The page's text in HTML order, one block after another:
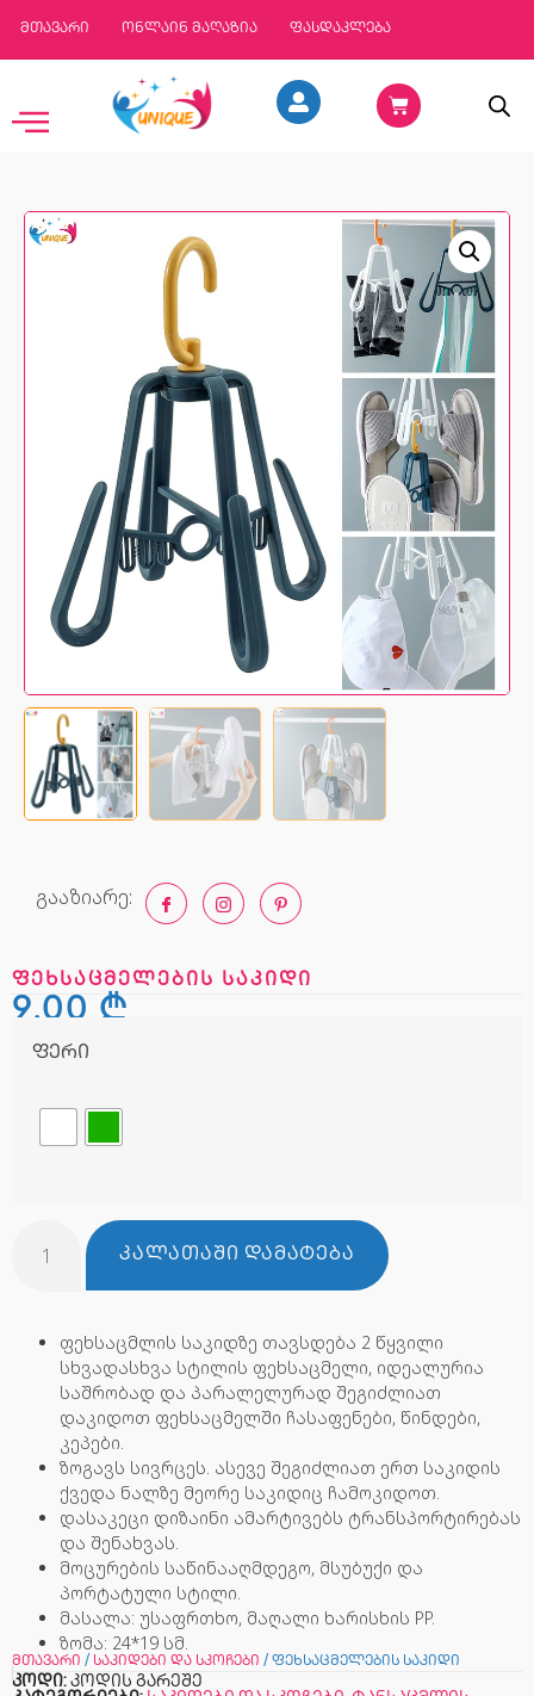
მთავარი ონლაინ მაღაზია ფასდაკლება
გააზიარე:
ფეხსაცმელების საკიდი
9,00 ₾
ფერი
ᲙᲐᲚᲐᲗᲐᲨᲘ ᲓᲐᲛᲐᲢᲔᲑᲐ
ფეხსაცმლის საკიდზე თავსდება 2 წყვილი
სხვადასხვა სტილის ფეხსაცმელი, იდეალურია
საშრობად და პარალელურად შეგიძლიათ
დაკიდოთ ფეხსაცმელში ჩასაფენები, წინდები,
კეპები.
ზოგავს სივრცეს. ასევე შეგიძლიათ ერთ საკიდის
ქვედა ნალზე მეორე საკიდიც ჩამოკიდოთ.
დასაკეცი დიზაინი ამარტივებს ტრანსპორტირებას
და შენახვას.
მოცურების საწინააღმდეგო, მსუბუქი და
პორტატული სტილი.
მასალა: უსაფრთხო, მაღალი ხარისხის PP.
ზომა: 24*19 სმ.
მთავარი / საკიდები და სკოჩები / ფეხსაცმელების საკიდი
კოდი: კოდის გარეშე